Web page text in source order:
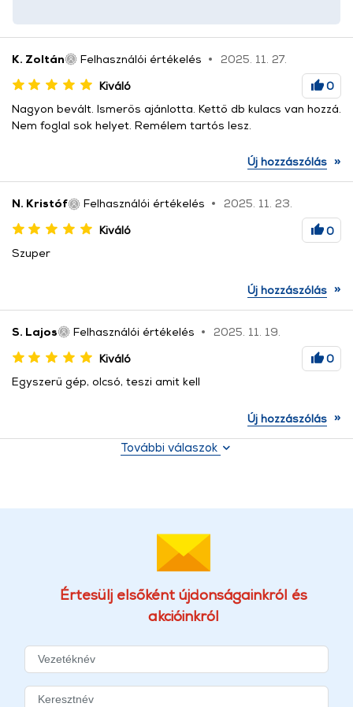
K. Zoltán Felhasználói értékelés
2025. 11. 27.
Kiváló
0
Nagyon bevált. Ismerős ajánlotta. Kettő db kulacs van hozzá.
Nem foglal sok helyet. Remélem tartós lesz.
Új hozzászólás »
N. Kristóf Felhasználói értékelés
2025. 11. 23.
Kiváló
0
Szuper
Új hozzászólás »
S. Lajos Felhasználói értékelés
2025. 11. 19.
Kiváló
0
Egyszerű gép, olcsó, teszi amit kell
Új hozzászólás »
További válaszok
Értesülj elsőként újdonságainkról és
akcióinkról